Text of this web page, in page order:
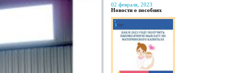
02 февраля, 2023
Новости о пособиях